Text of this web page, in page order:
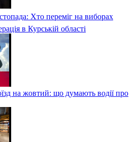
Хто переміг на виборах
в Курській області
на жовтий: що думають водії про